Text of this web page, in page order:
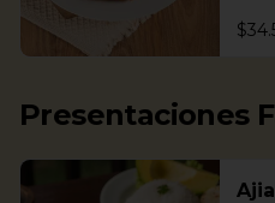
fries,
Presentaciones